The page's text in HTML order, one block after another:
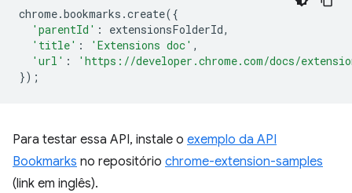
chrome.bookmarks .create({
'parentId' : extensionsFolderId,
'title' : 'Extensions doc' ,
'url' :
'https://developer.chrome.com/docs/
});
Para testar essa API, instale o exemplo da API
Bookmarks no repositório chrome-extension-samples
(link em inglês).